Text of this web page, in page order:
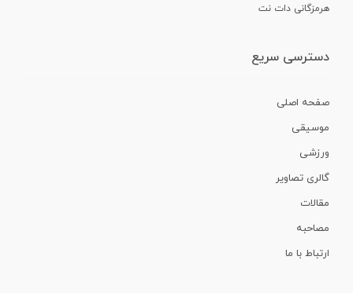
هرمزگانی دات نت
دسترسی سریع
صفحه اصلی
موسیقی
ورزشی
گالری تصاویر
مقالات
مصاحبه
ارتباط با ما